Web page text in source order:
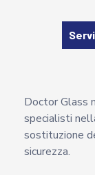
Doctor Glass
specialisti
sostituzione
sicurezza.